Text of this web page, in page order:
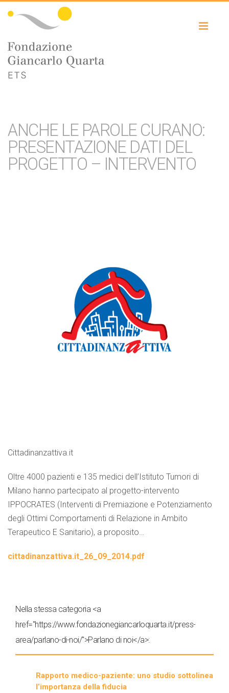
ANCHE LE PAROLE CURANO:
PRESENTAZIONE DATI DEL
PROGETTO – INTERVENTO
Cittadinanzattiva.it
Oltre 4000 pazienti e 135 medici dell’Istituto Tumori di
Milano hanno partecipato al progetto-intervento
IPPOCRATES (Interventi di Premiazione e Potenziamento
degli Ottimi Comportamenti di Relazione in Ambito
Terapeutico E Sanitario), a proposito…
cittadinanzattiva.it_26_09_2014.pdf
Nella stessa categoria <a
href="https://www.fondazionegiancarloquarta.it/press-
area/parlano-di-noi/">Parlano di noi</a>:
Rapporto medico-paziente: uno studio sottolinea
l’importanza della fiducia